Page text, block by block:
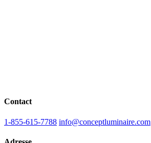
Contact
1-855-615-7788 info@conceptluminaire.com